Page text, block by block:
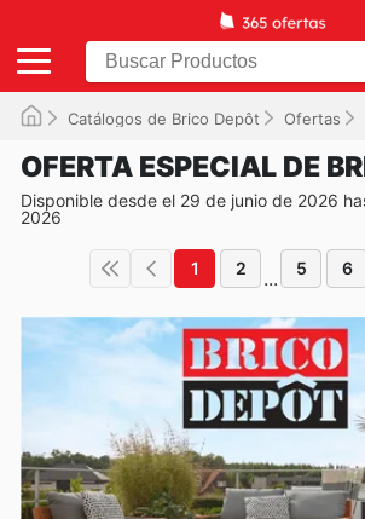
Catálogos de Brico Depôt Ofertas
OFERTA ESPECIAL DE
Disponible desde el 29 de junio de 2026
2026
1 2 ... 5 6